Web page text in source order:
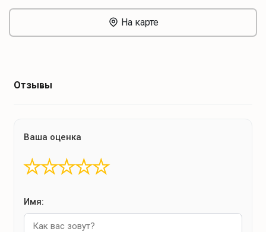
На карте
Отзывы
Ваша оценка
★
★
★
★
★
Имя: